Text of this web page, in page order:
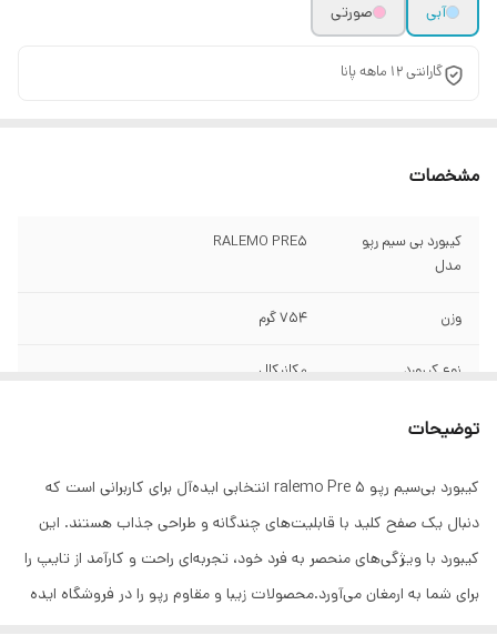
آبی
صورتی
گارانتی 12 ماهه پانا
مشخصات
کیبورد بی سیم رپو
مدل
RALEMO PRE5
وزن 754 گرم
نوع کیبورد مکانیکال
ابعاد
بی سیم و بلوتوث و بصورت سیم دار
تعداد کلید 79 کلید
توضیحات
کیبورد بی‌سیم رپو ralemo Pre 5 انتخابی ایده‌آل برای کاربرانی است که
دنبال یک صفح کلید با قابلیت‌های چندگانه و طراحی جذاب هستند. این
کیبورد با ویژگی‌های منحصر به فرد خود، تجربه‌ای راحت و کارآمد از تایپ را
برای شما به ارمغان می‌آورد.محصولات زیبا و مقاوم رپو را در فروشگاه ایده